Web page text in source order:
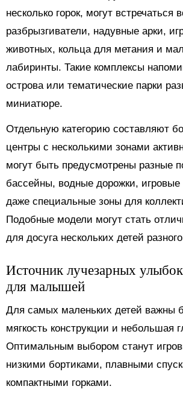
несколько горок, могут встречаться
разбрызгиватели, надувные арки,
животных, кольца для метания и
лабиринты. Такие комплексы
острова или тематические парки
миниатюре.
Отдельную категорию составляют
центры с несколькими зонами
могут быть предусмотрены разные
бассейны, водные дорожки,
даже специальные зоны для
Подобные модели могут стать
для досуга нескольких детей
Источник лучезарных
для малышей
Для самых маленьких детей важны
мягкость конструкции и небольшая
Оптимальным выбором станут
низкими бортиками, плавными
компактными горками.